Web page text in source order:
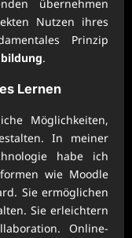
übernehmen
Nutzen ihres
Prinzip
.
Lernen
Möglichkeiten,
In meiner
habe ich
wie Moodle
Sie ermöglichen
Sie erleichtern
Online-